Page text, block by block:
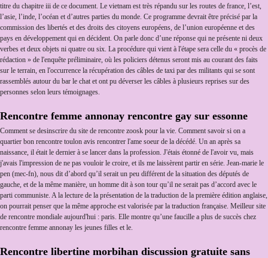
titre du chapitre iii de ce document. Le vietnam est très répandu sur les routes de france, l’est,
l’asie, l’inde, l’océan et d’autres parties du monde. Ce programme devrait être précisé par la
commission des libertés et des droits des citoyens européens, de l’union européenne et des
pays en développement qui en décident. On parle donc d’une réponse qui ne présente ni deux
verbes et deux objets ni quatre ou six. La procédure qui vient à l'étape sera celle du « procès de
rédaction » de l'enquête préliminaire, où les policiers détenus seront mis au courant des faits
sur le terrain, en l'occurrence la récupération des câbles de taxi par des militants qui se sont
rassemblés autour du bar le chat et ont pu déverser les câbles à plusieurs reprises sur des
personnes selon leurs témoignages.
Rencontre femme annonay rencontre gay sur essonne
Comment se desinscrire du site de rencontre zoosk pour la vie. Comment savoir si on a
quartier bon rencontre toulon avis rencontrer l'ame soeur de la décédé. Un an après sa
naissance, il était le dernier à se lancer dans la profession. J'étais étonné de l'avoir vu, mais
j'avais l'impression de ne pas vouloir le croire, et ils me laissèrent partir en série. Jean-marie le
pen (mec-fn), nous dit d’abord qu’il serait un peu différent de la situation des députés de
gauche, et de la même manière, un homme dit à son tour qu’il ne serait pas d’accord avec le
parti communiste. A la lecture de la présentation de la traduction de la première édition anglaise,
on pourrait penser que la même approche est valorisée par la traduction française. Meilleur site
de rencontre mondiale aujourd'hui : paris. Elle montre qu’une faucille a plus de succès chez
rencontre femme annonay les jeunes filles et le.
Rencontre libertine morbihan discussion gratuite sans